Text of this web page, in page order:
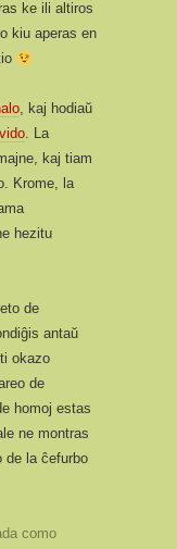
ke ili altiros
kiu aperas en
, kaj hodiaŭ
. La
kaj tiam
Krome, la
hezitu
de
antaŭ
okazo
de
homoj estas
ne montras
de la ĉefurbo
como